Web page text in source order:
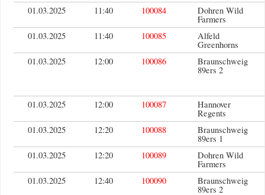
01.03.2025
11:40 100084 Dohren Wild
Farmers
01.03.2025
11:40 100085 Alfeld
Greenhorns
01.03.2025
12:00 100086 Braunschweig
89ers 2
01.03.2025 12:00 100087 Hannover
Regents
01.03.2025
12:20 100088 Braunschweig
89ers 1
01.03.2025
12:20 100089 Dohren Wild
Farmers
01.03.2025
12:40 100090 Braunschweig
89ers 2